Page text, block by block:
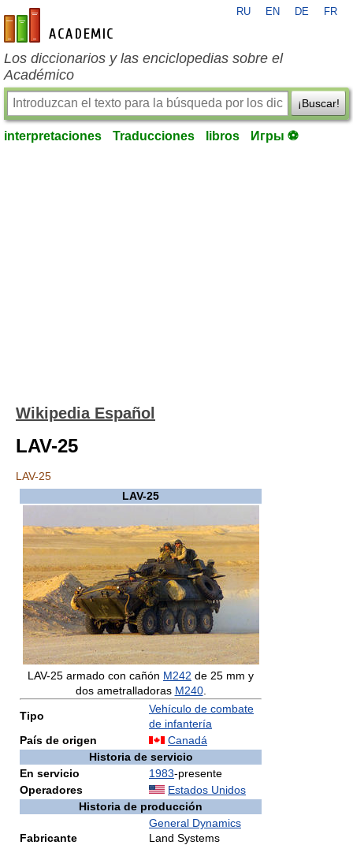
es-academic.com
RU EN DE FR
Los diccionarios y las enciclopedias sobre el
Académico
¡Buscar!
interpretaciones Traducciones libros Игры ⚽
Wikipedia Español
LAV-25
LAV-25
LAV-25
LAV-25 armado con cañón M242 de 25 mm y
dos ametralladoras M240.
Tipo
Vehículo de combate
de infantería
País de origen
Canadá
Historia de servicio
En servicio
1983-presente
Operadores
Estados Unidos
Historia de producción
Fabricante
General Dynamics
Land Systems